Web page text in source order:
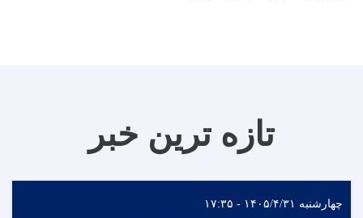
تازه ترین خبر
چهارشنبه ۱۴۰۵/۴/۳۱ - ۱۷:۳۵